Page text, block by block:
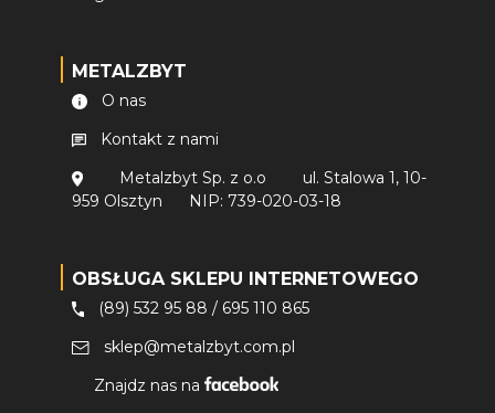
METALZBYT
O nas
Kontakt z nami
Metalzbyt Sp. z o.o
ul. Stalowa 1, 10-
959 Olsztyn
NIP: 739-020-03-18
OBSŁUGA SKLEPU INTERNETOWEGO
(89) 532 95 88 / 695 110 865
sklep@metalzbyt.com.pl
Znajdz nas na